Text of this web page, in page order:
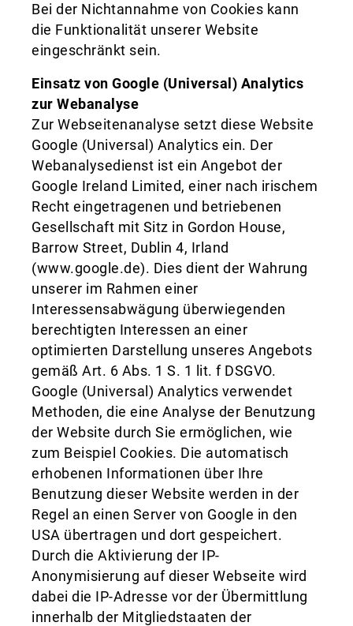
Bei der Nichtannahme von Cookies kann
die Funktionalität unserer Website
eingeschränkt sein.
Einsatz von Google (Universal) Analytics
zur Webanalyse
Zur Webseitenanalyse setzt diese Website
Google (Universal) Analytics ein. Der
Webanalysedienst ist ein Angebot der
Google Ireland Limited, einer nach irischem
Recht eingetragenen und betriebenen
Gesellschaft mit Sitz in Gordon House,
Barrow Street, Dublin 4, Irland
(www.google.de). Dies dient der Wahrung
unserer im Rahmen einer
Interessensabwägung überwiegenden
berechtigten Interessen an einer
optimierten Darstellung unseres Angebots
gemäß Art. 6 Abs. 1 S. 1 lit. f DSGVO.
Google (Universal) Analytics verwendet
Methoden, die eine Analyse der Benutzung
der Website durch Sie ermöglichen, wie
zum Beispiel Cookies. Die automatisch
erhobenen Informationen über Ihre
Benutzung dieser Website werden in der
Regel an einen Server von Google in den
USA übertragen und dort gespeichert.
Durch die Aktivierung der IP-
Anonymisierung auf dieser Webseite wird
dabei die IP-Adresse vor der Übermittlung
innerhalb der Mitgliedstaaten der